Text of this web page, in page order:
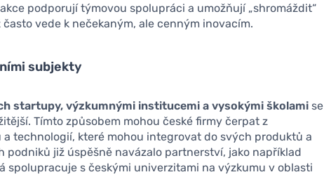
podporují týmovou spolupráci a umožňují „shromáždit“
vede k nečekaným, ale cenným inovacím.
subjekty
startupy, výzkumnými institucemi a vysokými školami se
Tímto způsobem mohou české firmy čerpat z
technologií, které mohou integrovat do svých produktů a
podniků již úspěšně navázalo partnerství, jako například
spolupracuje s českými univerzitami na výzkumu v oblasti